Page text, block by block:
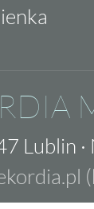
Lublin ·